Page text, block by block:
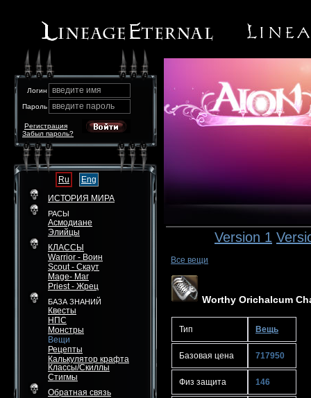
Логин введите имя
Пароль введите пароль
Забыл пароль?
Регистрация
Ru
Eng
ИСТОРИЯ МИРА
РАСЫ
Асмодиане
Элийцы
КЛАССЫ
Warrior - Воин
Scout - Скаут
Mage- Маг
Priest - Жрец
БАЗА ЗНАНИЙ
Квесты
НПС
Монстры
Вещи
Рецепты
Калькулятор крафта
Классы/Скиллы
Стигмы
Обратная связь
Version 1
Все вещи
Worthy Orichalcum
Тип Вещь
Базовая цена 717950
Физ защита 146